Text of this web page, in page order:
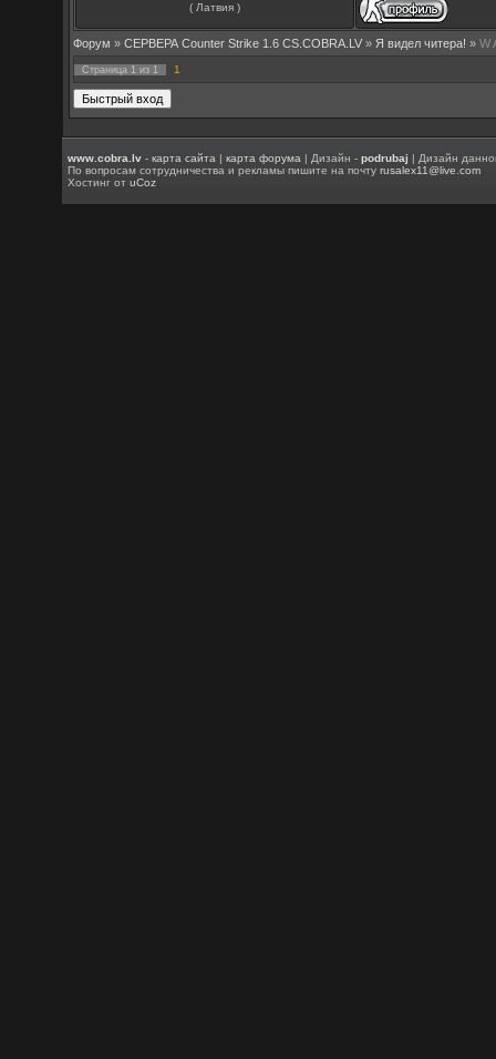
( Латвия )
Форум » СЕРВЕРА Counter Strike 1.6 CS.COBRA.LV » Я видел читера! » W
Страница 1 из 1 1
www.cobra.lv -карта сайта |карта форума | Дизайн -podrubaj | Дизайн
По вопросам сотрудничества и рекламы пишите на почтуrusalex11@live.com
Хостинг отuCoz